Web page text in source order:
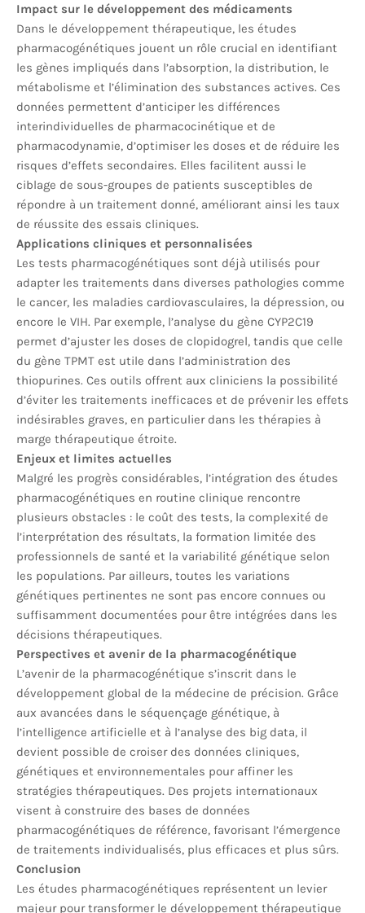
Impact sur le développement des médicaments
Dans le développement thérapeutique, les études
pharmacogénétiques jouent un rôle crucial en identifiant
les gènes impliqués dans l’absorption, la distribution, le
métabolisme et l’élimination des substances actives. Ces
données permettent d’anticiper les différences
interindividuelles de pharmacocinétique et de
pharmacodynamie, d’optimiser les doses et de réduire les
risques d’effets secondaires. Elles facilitent aussi le
ciblage de sous-groupes de patients susceptibles de
répondre à un traitement donné, améliorant ainsi les taux
de réussite des essais cliniques.
Applications cliniques et personnalisées
Les tests pharmacogénétiques sont déjà utilisés pour
adapter les traitements dans diverses pathologies comme
le cancer, les maladies cardiovasculaires, la dépression, ou
encore le VIH. Par exemple, l’analyse du gène CYP2C19
permet d’ajuster les doses de clopidogrel, tandis que celle
du gène TPMT est utile dans l’administration des
thiopurines. Ces outils offrent aux cliniciens la possibilité
d’éviter les traitements inefficaces et de prévenir les effets
indésirables graves, en particulier dans les thérapies à
marge thérapeutique étroite.
Enjeux et limites actuelles
Malgré les progrès considérables, l’intégration des études
pharmacogénétiques en routine clinique rencontre
plusieurs obstacles : le coût des tests, la complexité de
l’interprétation des résultats, la formation limitée des
professionnels de santé et la variabilité génétique selon
les populations. Par ailleurs, toutes les variations
génétiques pertinentes ne sont pas encore connues ou
suffisamment documentées pour être intégrées dans les
décisions thérapeutiques.
Perspectives et avenir de la pharmacogénétique
L’avenir de la pharmacogénétique s’inscrit dans le
développement global de la médecine de précision. Grâce
aux avancées dans le séquençage génétique, à
l’intelligence artificielle et à l’analyse des big data, il
devient possible de croiser des données cliniques,
génétiques et environnementales pour affiner les
stratégies thérapeutiques. Des projets internationaux
visent à construire des bases de données
pharmacogénétiques de référence, favorisant l’émergence
de traitements individualisés, plus efficaces et plus sûrs.
Conclusion
Les études pharmacogénétiques représentent un levier
majeur pour transformer le développement thérapeutique